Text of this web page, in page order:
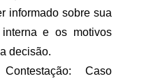
informado sobre sua
e os motivos
decisão.
Caso